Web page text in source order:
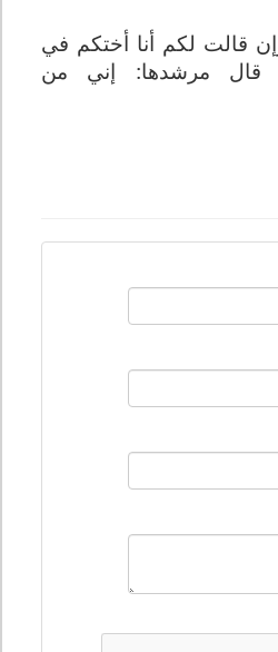
وإن قالت لكم أنا أختكم في
قال مرشدها: إني من